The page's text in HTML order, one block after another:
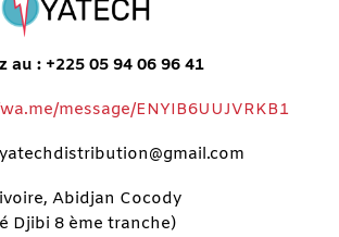
au : +225 05 94 06 96 41
message/ENYIB6UUJVRKB1
Abidjan Cocody
Djibi 8 ème tranche)